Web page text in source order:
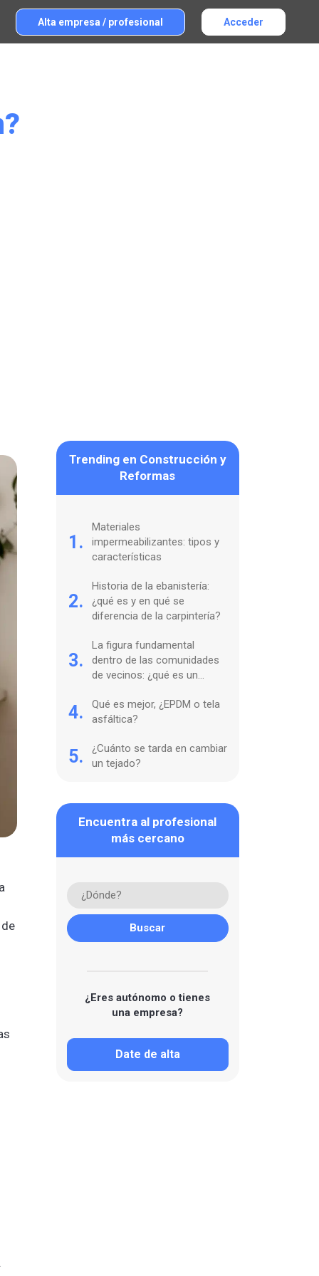
Alta empresa / profesional Acceder
Trending en Construcción y
Reformas
1.
Materiales
impermeabilizantes: tipos y
características
2.
Historia de la ebanistería:
¿qué es y en qué se
diferencia de la carpintería?
3.
La figura fundamental
dentro de las comunidades
de vecinos: ¿qué es un
4.
Qué es mejor, ¿EPDM o tela
asfáltica?
5.
¿Cuánto se tarda en cambiar
un tejado?
Encuentra al profesional
más cercano
¿Eres autónomo o tienes
una empresa?
Date de alta